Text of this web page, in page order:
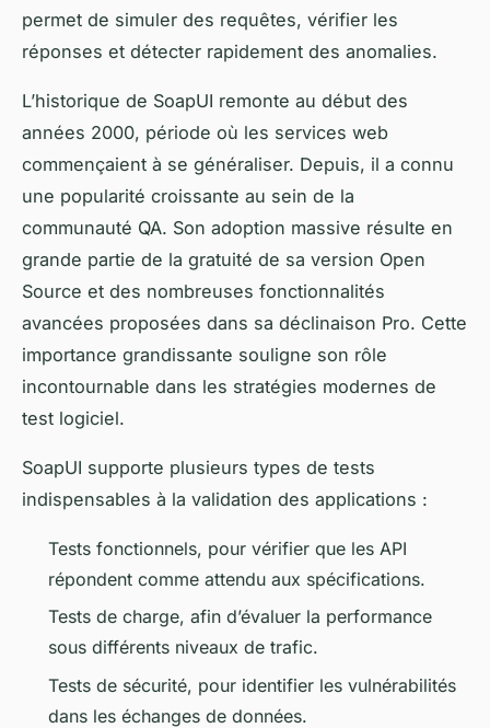
permet de simuler des requêtes, vérifier les
réponses et détecter rapidement des anomalies.
L’historique de SoapUI remonte au début des
années 2000, période où les services web
commençaient à se généraliser. Depuis, il a connu
une popularité croissante au sein de la
communauté QA. Son adoption massive résulte en
grande partie de la gratuité de sa version Open
Source et des nombreuses fonctionnalités
avancées proposées dans sa déclinaison Pro. Cette
importance grandissante souligne son rôle
incontournable dans les stratégies modernes de
test logiciel.
SoapUI supporte plusieurs types de tests
indispensables à la validation des applications :
Tests fonctionnels, pour vérifier que les API
répondent comme attendu aux spécifications.
Tests de charge, afin d’évaluer la performance
sous différents niveaux de trafic.
Tests de sécurité, pour identifier les vulnérabilités
dans les échanges de données.